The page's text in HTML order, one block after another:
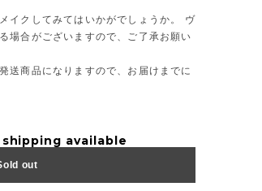
イクしてみてはいかがでしょうか。 ヴ
場合がございますので、ご了承お願い
送商品になりますので、お届けまでに
available
out